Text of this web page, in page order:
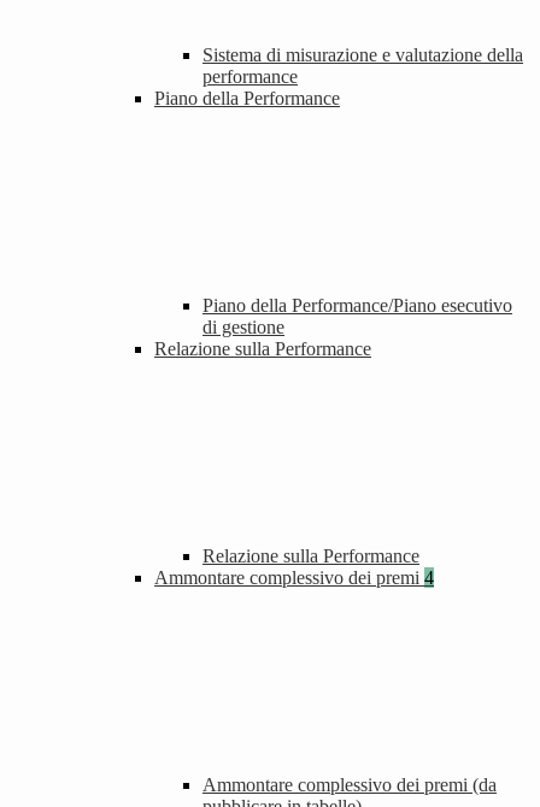
Sistema di misurazione e valutazione della
performance
Piano della Performance
Piano della Performance/Piano esecutivo
di gestione
Relazione sulla Performance
Relazione sulla Performance
Ammontare complessivo dei premi 4
Ammontare complessivo dei premi (da